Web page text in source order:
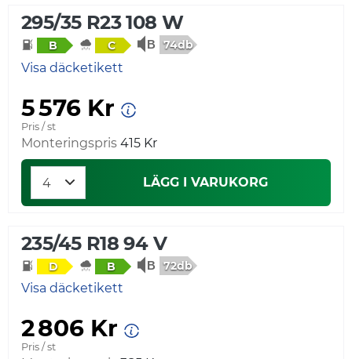
295/35 R23 108 W
B C 74db
Visa däcketikett
5 576 Kr
Pris / st
Monteringspris 415 Kr
LÄGG I VARUKORG
235/45 R18 94 V
D B 72db
Visa däcketikett
2 806 Kr
Pris / st